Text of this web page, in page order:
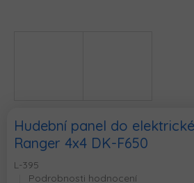
Hudební panel do
Ranger 4x4 DK-F650
L-395
Průměrné
Podrobnosti hodnocení